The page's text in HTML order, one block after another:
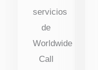
servicios
de
Worldwide
Call